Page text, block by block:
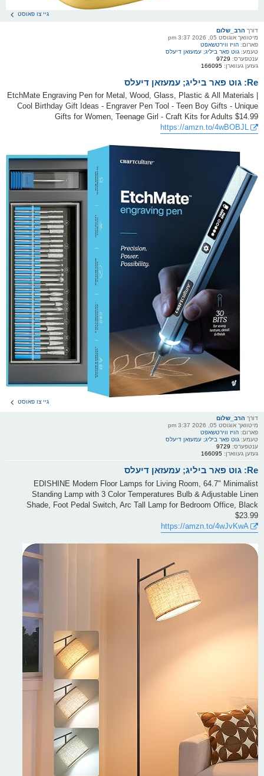
גיי צו פאוסט
דורך הרב_שלום
מיטוואך אוגוסט 05, 2026 3:37 pm
פארום: הויז ווירטשאפט
טעמע: גוט פאר ביליג; עמעזאן דיעלס
ענטפערס: 9729
געזען געווארן: 166095
Re: גוט פאר ביליג; עמעזאן דיעלס
EtchMate Engraving Pen for Metal, Wood, Glass, Plastic & All Materials |
Cool Birthday Gift Ideas - Engraver Pen Tool - Teen Boy Gifts - Unique
Gifts for Women, Teenage Girl - Craft Kits for Adults $14.99
https://amzn.to/4wBOBJL
גיי צו פאוסט
דורך הרב_שלום
מיטוואך אוגוסט 05, 2026 3:37 pm
פארום: הויז ווירטשאפט
טעמע: גוט פאר ביליג; עמעזאן דיעלס
ענטפערס: 9729
געזען געווארן: 166095
Re: גוט פאר ביליג; עמעזאן דיעלס
EDISHINE Modern Floor Lamps for Living Room, 64.7" Minimalist
Standing Lamp with 3 Color Temperatures Bulb & Adjustable Linen
Shade, Foot Pedal Switch, Arc Tall Lamp for Bedroom Office, Black
$23.99
https://amzn.to/4wJvKwA